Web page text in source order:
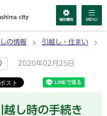
の情報 引越し・住まい
2020年02月25日
越し時の手続き